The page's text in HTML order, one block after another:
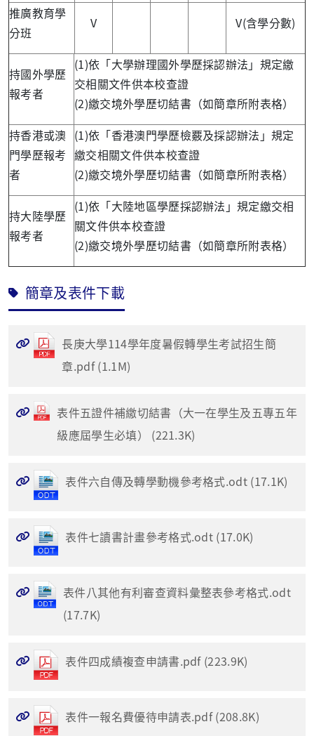
推廣教育學
分班
V V(含學分數)
持國外學歷
報考者
(1)依「大學辦理國外學歷採認辦法」規定繳
交相關文件供本校查證
(2)繳交境外學歷切結書（如簡章所附表格）
持香港或澳
門學歷報考
者
(1)依「香港澳門學歷檢覈及採認辦法」規定
繳交相關文件供本校查證
(2)繳交境外學歷切結書（如簡章所附表格）
持大陸學歷
報考者
(1)依「大陸地區學歷採認辦法」規定繳交相
關文件供本校查證
(2)繳交境外學歷切結書（如簡章所附表格）
簡章及表件下載
長庚大學114學年度暑假轉學生考試招生簡
章.pdf (1.1M)
表件五證件補繳切結書（大一在學生及五專五年
級應屆學生必填） (221.3K)
表件六自傳及轉學動機參考格式.odt (17.1K)
表件七讀書計畫參考格式.odt (17.0K)
表件八其他有利審查資料彙整表參考格式.odt
(17.7K)
表件四成績複查申請書.pdf (223.9K)
表件一報名費優待申請表.pdf (208.8K)